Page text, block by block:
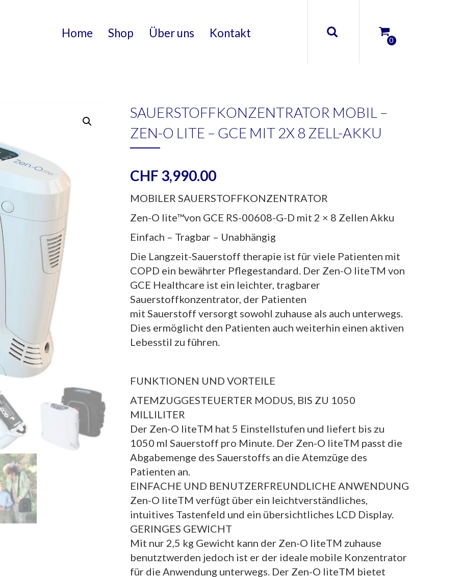
Home Shop Über uns Kontakt
0
SAUERSTOFFKONZENTRATOR MOBIL –
ZEN-O LITE – GCE MIT 2X 8 ZELL-AKKU
CHF 3,990.00
MOBILER SAUERSTOFFKONZENTRATOR
Zen-O lite™von GCE RS-00608-G-D mit 2 × 8 Zellen Akku
Einfach – Tragbar – Unabhängig
Die Langzeit-Sauerstoff therapie ist für viele Patienten mit
COPD ein bewährter Pflegestandard. Der Zen-O liteTM von
GCE Healthcare ist ein leichter, tragbarer
Sauerstoffkonzentrator, der Patienten
mit Sauerstoff versorgt sowohl zuhause als auch unterwegs.
Dies ermöglicht den Patienten auch weiterhin einen aktiven
Lebesstil zu führen.
FUNKTIONEN UND VORTEILE
ATEMZUGGESTEUERTER MODUS, BIS ZU 1050
MILLILITER
Der Zen-O liteTM hat 5 Einstellstufen und liefert bis zu
1050 ml Sauerstoff pro Minute. Der Zen-O liteTM passt die
Abgabemenge des Sauerstoffs an die Atemzüge des
Patienten an.
EINFACHE UND BENUTZERFREUNDLICHE ANWENDUNG
Zen-O liteTM verfügt über ein leichtverständliches,
intuitives Tastenfeld und ein übersichtliches LCD Display.
GERINGES GEWICHT
Mit nur 2,5 kg Gewicht kann der Zen-O liteTM zuhause
benutztwerden jedoch ist er der ideale mobile Konzentrator
für die Anwendung unterwegs. Der Zen-O liteTM bietet